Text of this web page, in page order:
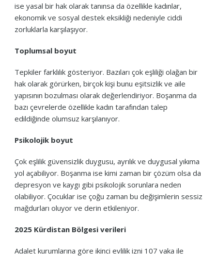
ise yasal bir hak olarak tanınsa da özellikle kadınlar,
ekonomik ve sosyal destek eksikliği nedeniyle ciddi
zorluklarla karşılaşıyor.
Toplumsal boyut
Tepkiler farklılık gösteriyor. Bazıları çok eşliliği olağan bir
hak olarak görürken, birçok kişi bunu eşitsizlik ve aile
yapısının bozulması olarak değerlendiriyor. Boşanma da
bazı çevrelerde özellikle kadın tarafından talep
edildiğinde olumsuz karşılanıyor.
Psikolojik boyut
Çok eşlilik güvensizlik duygusu, ayrılık ve duygusal yıkıma
yol açabiliyor. Boşanma ise kimi zaman bir çözüm olsa da
depresyon ve kaygı gibi psikolojik sorunlara neden
olabiliyor. Çocuklar ise çoğu zaman bu değişimlerin sessiz
mağdurları oluyor ve derin etkileniyor.
2025 Kürdistan Bölgesi verileri
Adalet kurumlarına göre ikinci evlilik izni 107 vaka ile